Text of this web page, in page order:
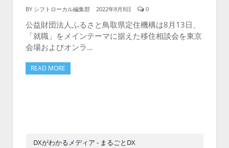
BY シフトローカル編集部 2022年8月8日 0
公益財団法人ふるさと鳥取県定住機構は8月13日、
「就職」をメインテーマに据えた移住相談会を東京
会場およびオンラ…
READ MORE
DXがわかるメディア - まるごとDX